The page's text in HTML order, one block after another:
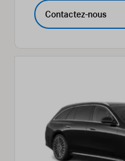
Contactez-nous